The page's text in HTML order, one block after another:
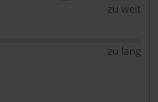
zu weit
zu lang